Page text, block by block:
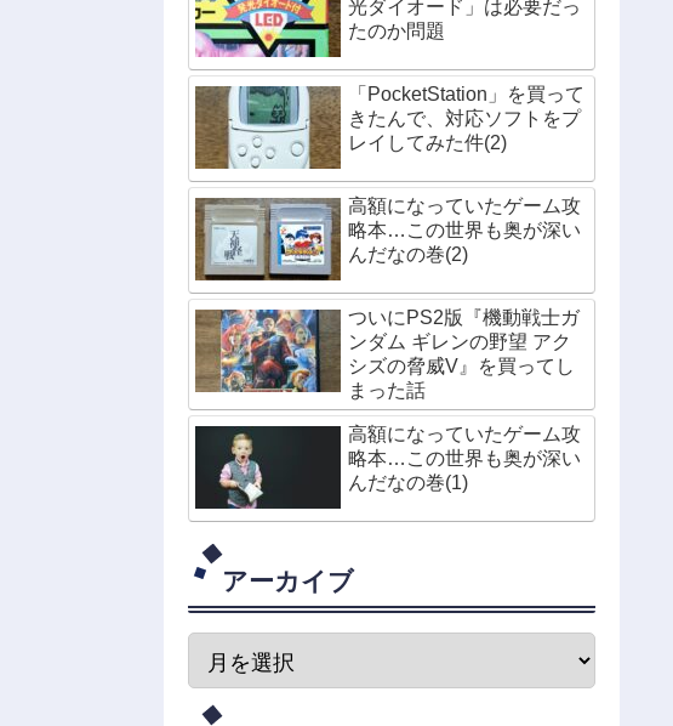
光ダイオード」は必要だっ
たのか問題
「PocketStation」を買って
きたんで、対応ソフトをプ
レイしてみた件(2)
高額になっていたゲーム攻
略本…この世界も奥が深い
んだなの巻(2)
ついにPS2版『機動戦士ガ
ンダム ギレンの野望 アク
シズの脅威V』を買ってし
まった話
高額になっていたゲーム攻
略本…この世界も奥が深い
んだなの巻(1)
アーカイブ